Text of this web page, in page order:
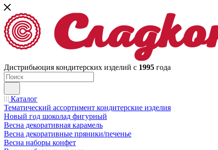
Дистрибьюция кондитерских изделий с 1995 года
Каталог
Тематический ассортимент кондитерские изделия
Новый год шоколад фигурный
Весна декоративная карамель
Весна декоративные пряники/печенье
Весна наборы конфет